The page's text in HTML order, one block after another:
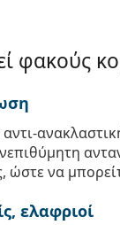
φακούς
ώστε να
ελαφριοί